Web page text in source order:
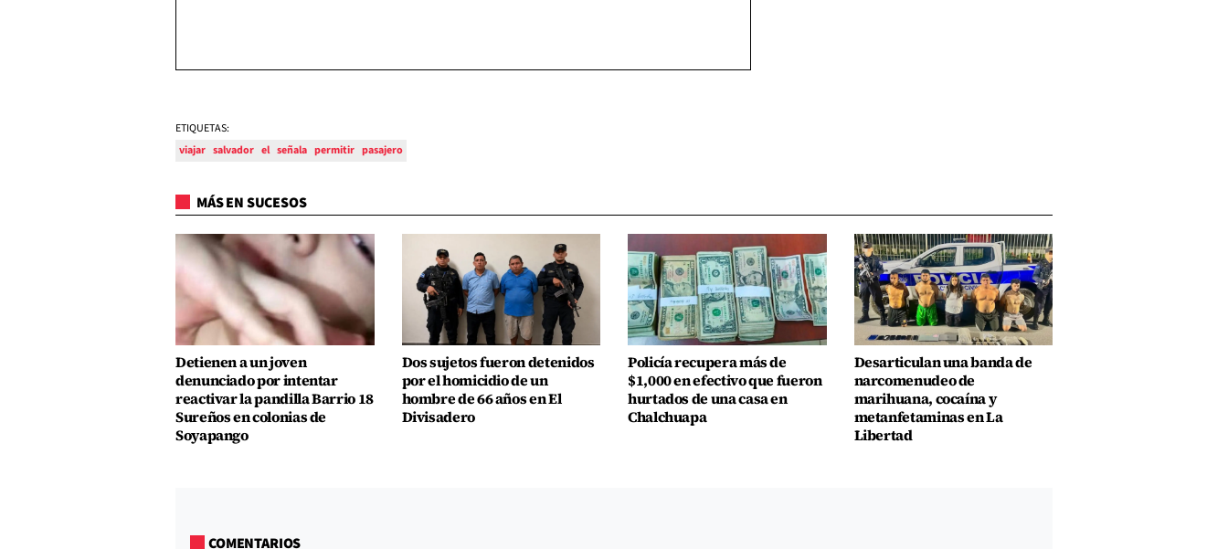
ETIQUETAS:
viajar salvador el señala permitir pasajero
MÁS EN SUCESOS
Detienen a un joven
denunciado por intentar
reactivar la pandilla Barrio 18
Sureños en colonias de
Soyapango
Dos sujetos fueron detenidos
por el homicidio de un
hombre de 66 años en El
Divisadero
Policía recupera más de
$1,000 en efectivo que fueron
hurtados de una casa en
Chalchuapa
Desarticulan una banda de
narcomenudeo de
marihuana, cocaína y
metanfetaminas en La
Libertad
COMENTARIOS